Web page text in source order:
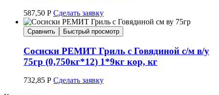
587,50 Р Сделать заявку
Сравнить Быстрый просмотр
Сосиски РЕМИТ Гриль с Говядиной с/м в/у
75гр (0,750кг*12) 1*9кг кор, кг
732,85 Р Сделать заявку